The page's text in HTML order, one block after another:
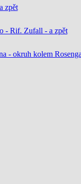
zpět
- Rif. Zufall - a zpět
- okruh kolem